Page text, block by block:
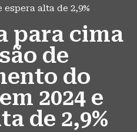
espera alta de 2,9%
para cima
de
do
2024 e
de 2,9%